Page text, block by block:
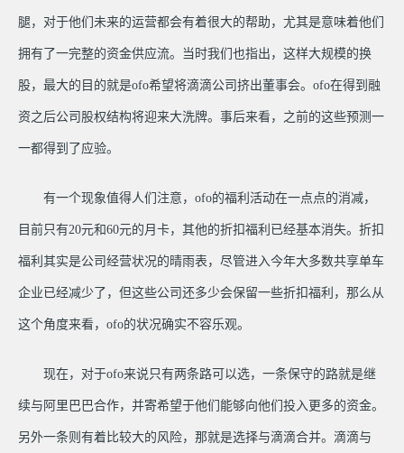
腿，对于他们未来的运营都会有着很大的帮助，尤其是意味着他们
拥有了一完整的资金供应流。当时我们也指出，这样大规模的换
股，最大的目的就是ofo希望将滴滴公司挤出董事会。ofo在得到融
资之后公司股权结构将迎来大洗牌。事后来看，之前的这些预测一
一都得到了应验。
有一个现象值得人们注意，ofo的福利活动在一点点的消减，
目前只有20元和60元的月卡，其他的折扣福利已经基本消失。折扣
福利其实是公司经营状况的晴雨表，尽管进入今年大多数共享单车
企业已经减少了，但这些公司还多少会保留一些折扣福利，那么从
这个角度来看，ofo的状况确实不容乐观。
现在，对于ofo来说只有两条路可以选，一条保守的路就是继
续与阿里巴巴合作，并寄希望于他们能够向他们投入更多的资金。
另外一条则有着比较大的风险，那就是选择与滴滴合并。滴滴与